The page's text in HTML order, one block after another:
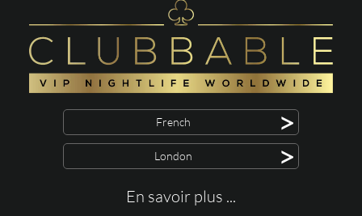
French >
London >
En savoir plus ...